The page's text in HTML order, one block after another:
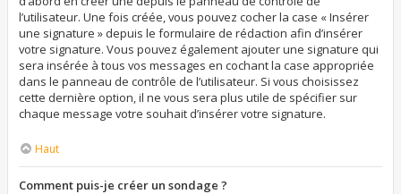
l’utilisateur. Une fois créée, vous pouvez cocher la case « Insérer
une signature » depuis le formulaire de rédaction afin d’insérer
votre signature. Vous pouvez également ajouter une signature qui
sera insérée à tous vos messages en cochant la case appropriée
dans le panneau de contrôle de l’utilisateur. Si vous choisissez
cette dernière option, il ne vous sera plus utile de spécifier sur
chaque message votre souhait d’insérer votre signature.
Haut
Comment puis-je créer un sondage ?